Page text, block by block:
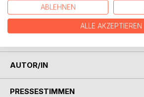
Geschichte stellen das Werk in einen
dem Gesamtschaffen des
Biographie und bieten eine
Einführung.
AUTOR/IN
PRESSESTIMMEN
ABLEHNEN
ALLE AKZEPTIEREN